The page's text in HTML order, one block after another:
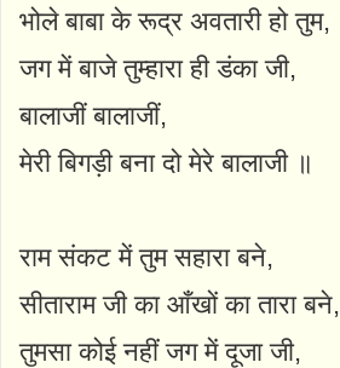
भोले बाबा के रूद्र अवतारी हो तुम,
जग में बाजे तुम्हारा ही डंका जी,
बालाजीं बालाजीं,
मेरी बिगड़ी बना दो मेरे बालाजी ॥
राम संकट में तुम सहारा बने,
सीताराम जी का आँखों का तारा बने,
तुमसा कोई नहीं जग में दूजा जी,